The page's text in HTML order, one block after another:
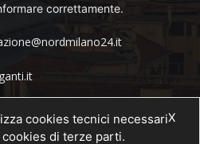
correttamente.
X
cookies tecnici necessari
di terze parti.